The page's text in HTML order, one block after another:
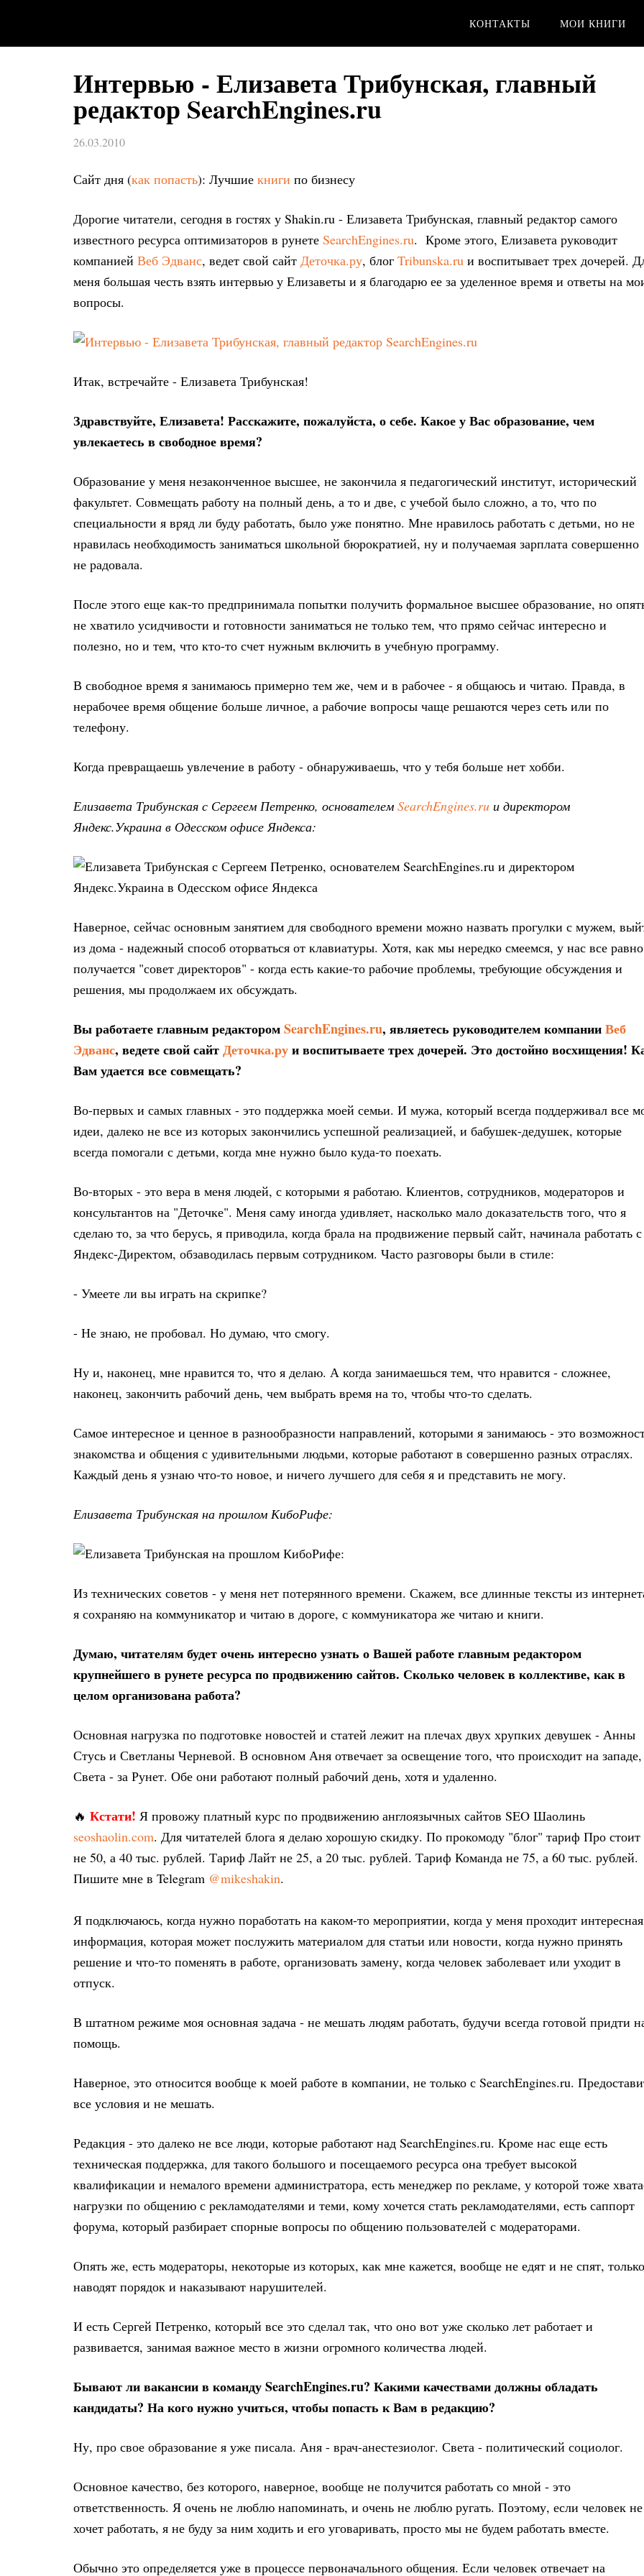
КОНТАКТЫ МОИ КНИГИ
Интервью - Елизавета Трибунская, главный
редактор SearchEngines.ru
26.03.2010
Сайт дня (как попасть): Лучшие книги по бизнесу
Дорогие читатели, сегодня в гостях у Shakin.ru - Елизавета Трибунская, главный редактор самого
известного ресурса оптимизаторов в рунете SearchEngines.ru. Кроме этого, Елизавета руководит
компанией Веб Эдванс, ведет свой сайт Деточка.ру, блог Tribunska.ru и воспитывает трех дочерей.
меня большая честь взять интервью у Елизаветы и я благодарю ее за уделенное время и ответы на
вопросы.
Итак, встречайте - Елизавета Трибунская!
Здравствуйте, Елизавета! Расскажите, пожалуйста, о себе. Какое у Вас образование, чем
увлекаетесь в свободное время?
Образование у меня незаконченное высшее, не закончила я педагогический институт, исторический
факультет. Совмещать работу на полный день, а то и две, с учебой было сложно, а то, что по
специальности я вряд ли буду работать, было уже понятно. Мне нравилось работать с детьми, но не
нравилась необходимость заниматься школьной бюрократией, ну и получаемая зарплата совершенно
не радовала.
После этого еще как-то предпринимала попытки получить формальное высшее образование, но
не хватило усидчивости и готовности заниматься не только тем, что прямо сейчас интересно и
полезно, но и тем, что кто-то счет нужным включить в учебную программу.
В свободное время я занимаюсь примерно тем же, чем и в рабочее - я общаюсь и читаю. Правда, в
нерабочее время общение больше личное, а рабочие вопросы чаще решаются через сеть или по
телефону.
Когда превращаешь увлечение в работу - обнаруживаешь, что у тебя больше нет хобби.
Елизавета Трибунская с Сергеем Петренко, основателем SearchEngines.ru и директором
Яндекс.Украина в Одесском офисе Яндекса:
Наверное, сейчас основным занятием для свободного времени можно назвать прогулки с мужем,
из дома - надежный способ оторваться от клавиатуры. Хотя, как мы нередко смеемся, у нас все равно
получается "совет директоров" - когда есть какие-то рабочие проблемы, требующие обсуждения и
решения, мы продолжаем их обсуждать.
Вы работаете главным редакторомSearchEngines.ru, являетесь руководителем компанииВеб
Эдванс, ведете свой сайтДеточка.руи воспитываете трех дочерей. Это достойно восхищения!
Вам удается все совмещать?
Во-первых и самых главных - это поддержка моей семьи. И мужа, который всегда поддерживал все
идеи, далеко не все из которых закончились успешной реализацией, и бабушек-дедушек, которые
всегда помогали с детьми, когда мне нужно было куда-то поехать.
Во-вторых - это вера в меня людей, с которыми я работаю. Клиентов, сотрудников, модераторов и
консультантов на "Деточке". Меня саму иногда удивляет, насколько мало доказательств того, что я
сделаю то, за что берусь, я приводила, когда брала на продвижение первый сайт, начинала работать с
Яндекс-Директом, обзаводилась первым сотрудником. Часто разговоры были в стиле:
- Умеете ли вы играть на скрипке?
- Не знаю, не пробовал. Но думаю, что смогу.
Ну и, наконец, мне нравится то, что я делаю. А когда занимаешься тем, что нравится - сложнее,
наконец, закончить рабочий день, чем выбрать время на то, чтобы что-то сделать.
Самое интересное и ценное в разнообразности направлений, которыми я занимаюсь - это
знакомства и общения с удивительными людьми, которые работают в совершенно разных отраслях.
Каждый день я узнаю что-то новое, и ничего лучшего для себя я и представить не могу.
Елизавета Трибунская на прошлом КибоРифе:
Из технических советов - у меня нет потерянного времени. Скажем, все длинные тексты из
я сохраняю на коммуникатор и читаю в дороге, с коммуникатора же читаю и книги.
Думаю, читателям будет очень интересно узнать о Вашей работе главным редактором
крупнейшего в рунете ресурса по продвижению сайтов. Сколько человек в коллективе, как в
целом организована работа?
Основная нагрузка по подготовке новостей и статей лежит на плечах двух хрупких девушек - Анны
Стусь и Светланы Черневой. В основном Аня отвечает за освещение того, что происходит на
Света - за Рунет. Обе они работают полный рабочий день, хотя и удаленно.
🔥 Кстати! Я провожу платный курс по продвижению англоязычных сайтов SEO Шаолинь
seoshaolin.com. Для читателей блога я делаю хорошую скидку. По прокомоду "блог" тариф Про стоит
не 50, а 40 тыс. рублей. Тариф Лайт не 25, а 20 тыс. рублей. Тариф Команда не 75, а 60 тыс. рублей.
Пишите мне в Telegram @mikeshakin.
Я подключаюсь, когда нужно поработать на каком-то мероприятии, когда у меня проходит интересная
информация, которая может послужить материалом для статьи или новости, когда нужно принять
решение и что-то поменять в работе, организовать замену, когда человек заболевает или уходит в
отпуск.
В штатном режиме моя основная задача - не мешать людям работать, будучи всегда готовой придти
помощь.
Наверное, это относится вообще к моей работе в компании, не только с SearchEngines.ru.
все условия и не мешать.
Редакция - это далеко не все люди, которые работают над SearchEngines.ru. Кроме нас еще есть
техническая поддержка, для такого большого и посещаемого ресурса она требует высокой
квалификации и немалого времени администратора, есть менеджер по рекламе, у которой тоже
нагрузки по общению с рекламодателями и теми, кому хочется стать рекламодателями, есть саппорт
форума, который разбирает спорные вопросы по общению пользователей с модераторами.
Опять же, есть модераторы, некоторые из которых, как мне кажется, вообще не едят и не спят, только
наводят порядок и наказывают нарушителей.
И есть Сергей Петренко, который все это сделал так, что оно вот уже сколько лет работает и
развивается, занимая важное место в жизни огромного количества людей.
Бывают ли вакансии в команду SearchEngines.ru? Какими качествами должны обладать
кандидаты? На кого нужно учиться, чтобы попасть к Вам в редакцию?
Ну, про свое образование я уже писала. Аня - врач-анестезиолог. Света - политический социолог.
Основное качество, без которого, наверное, вообще не получится работать со мной - это
ответственность. Я очень не люблю напоминать, и очень не люблю ругать. Поэтому, если человек не
хочет работать, я не буду за ним ходить и его уговаривать, просто мы не будем работать вместе.
Обычно это определяется уже в процессе первоначального общения. Если человек отвечает на